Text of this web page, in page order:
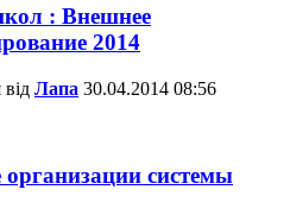
: Внешнее
2014
Лапа 30.04.2014 08:56
организации системы